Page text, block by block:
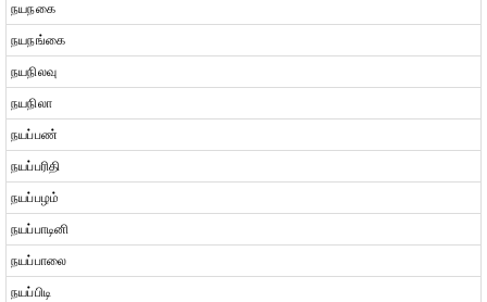
நயநகை
நயநங்கை
நயநிலவு
நயநிலா
நயப்பண்
நயப்பரிதி
நயப்பழம்
நயப்பாடினி
நயப்பாலை
நயப்பிடி